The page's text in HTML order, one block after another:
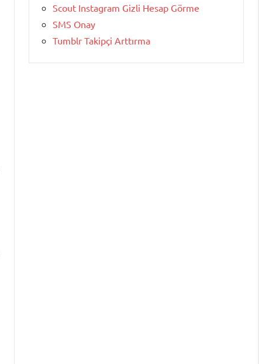
Scout Instagram Gizli Hesap Görme
SMS Onay
Tumblr Takipçi Arttırma